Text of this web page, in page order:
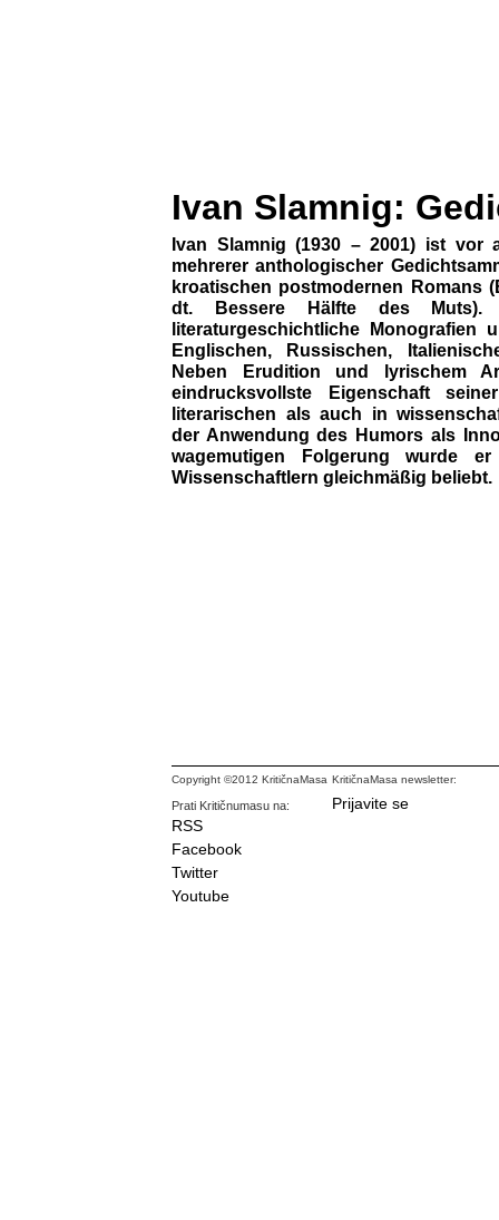
Ivan Slamnig:
Ivan Slamnig (1930 – 2001) ist vor
mehrerer anthologischer
kroatischen postmodernen Romans
dt. Bessere Hälfte des Muts).
literaturgeschichtliche Monografien
Englischen, Russischen,
Neben Erudition und lyrischem
eindrucksvollste Eigenschaft
literarischen als auch in
der Anwendung des Humors als
wagemutigen Folgerung wurde
Wissenschaftlern gleichmäßig beliebt.
Copyright ©2012 KritičnaMasa
Prati Kritičnumasu na:
RSS
Facebook
Twitter
Youtube
KritičnaMasa newsletter:
Prijavite se